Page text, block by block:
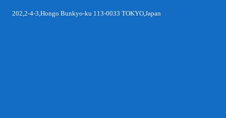
202,2-4-3,Hongo Bunkyo-ku 113-0033 TOKYO,Japan